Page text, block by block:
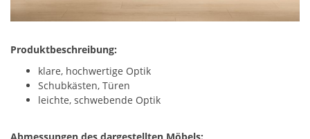
Produktbeschreibung:
klare, hochwertige Optik
Schubkästen, Türen
leichte, schwebende Optik